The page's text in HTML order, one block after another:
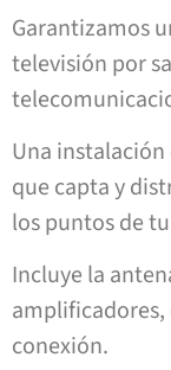
Garantizamos
televisión por
Una
que capta y
los puntos de
Incluye la
amplificadores,
conexión.